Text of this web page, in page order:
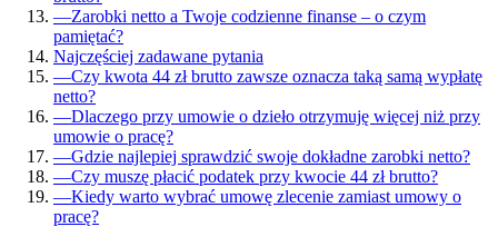
—Zarobki netto a Twoje codzienne finanse – o czym
pamiętać?
Najczęściej zadawane pytania
—Czy kwota 44 zł brutto zawsze oznacza taką samą wypłatę
netto?
—Dlaczego przy umowie o dzieło otrzymuję więcej niż przy
umowie o pracę?
—Gdzie najlepiej sprawdzić swoje dokładne zarobki netto?
—Czy muszę płacić podatek przy kwocie 44 zł brutto?
—Kiedy warto wybrać umowę zlecenie zamiast umowy o
pracę?